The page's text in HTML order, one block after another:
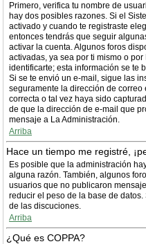
Primero, verifica tu nombre de
hay dos posibles razones. Si el
activado y cuando te registraste
entonces tendrás que seguir
activar la cuenta. Algunos foros
activadas, ya sea por ti mismo o
identificarte; esta información se te
Si se te envió un e-mail, sigue las
seguramente la dirección de
correcta o tal vez haya sido
de que la dirección de e-mail que
mensaje a La Administración.
Arriba
Hace un tiempo me registré,
Es posible que la administración
alguna razón. También, algunos
usuarios que no publicaron
reducir el peso de la base de
de las discuciones.
Arriba
¿Qué es COPPA?